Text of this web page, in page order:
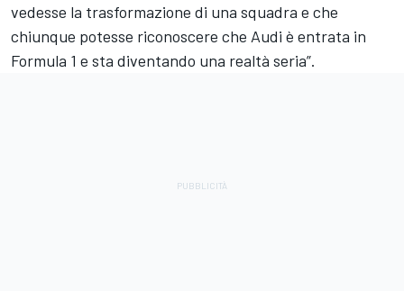
vedesse la trasformazione di una squadra e che
chiunque potesse riconoscere che Audi è entrata in
Formula 1 e sta diventando una realtà seria”.